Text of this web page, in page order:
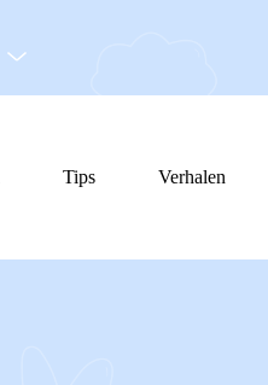
Tips Verhalen